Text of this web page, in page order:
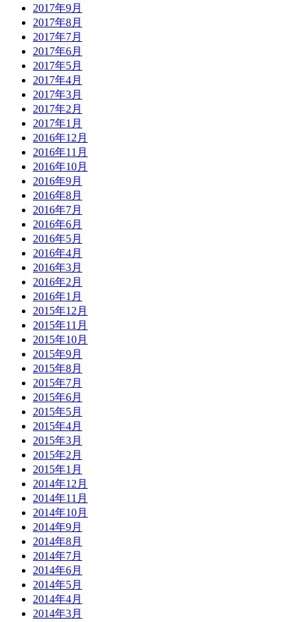
2017年9月
2017年8月
2017年7月
2017年6月
2017年5月
2017年4月
2017年3月
2017年2月
2017年1月
2016年12月
2016年11月
2016年10月
2016年9月
2016年8月
2016年7月
2016年6月
2016年5月
2016年4月
2016年3月
2016年2月
2016年1月
2015年12月
2015年11月
2015年10月
2015年9月
2015年8月
2015年7月
2015年6月
2015年5月
2015年4月
2015年3月
2015年2月
2015年1月
2014年12月
2014年11月
2014年10月
2014年9月
2014年8月
2014年7月
2014年6月
2014年5月
2014年4月
2014年3月